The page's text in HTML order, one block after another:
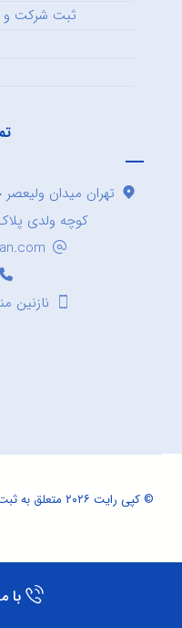
ثبت شرکت و
تهران میدان
کوچه ولدی پلاک ۳۹ ساختمان کریم
نازنین
© کپی رایت ۲۰۲۶ متعلق به ثبت کریم خان می باشد.
با